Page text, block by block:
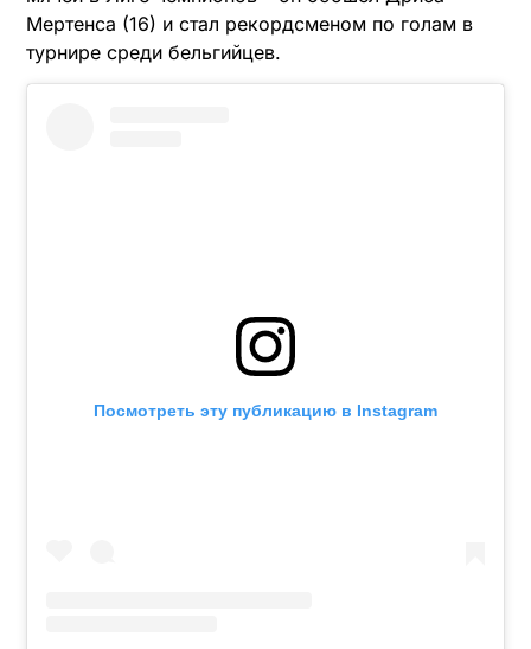
Мертенса (16) и стал рекордсменом по голам в
турнире среди бельгийцев.
Посмотреть эту публикацию в Instagram